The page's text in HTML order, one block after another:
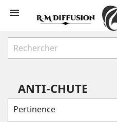

ANTI-CHUTE
Pertinence